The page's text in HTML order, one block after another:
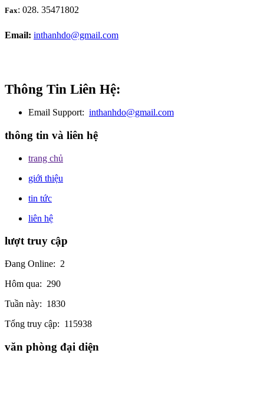
Fax: 028. 35471802
Email: inthanhdo@gmail.com
Thông Tin Liên Hệ:
Email Support: inthanhdo@gmail.com
thông tin và liên hệ
trang chủ
giới thiệu
tin tức
liên hệ
lượt truy cập
Đang Online: 2
Hôm qua: 290
Tuần này: 1830
Tổng truy cập: 115938
văn phòng đại diện